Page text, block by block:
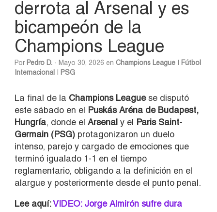
derrota al Arsenal y es
bicampeón de la
Champions League
Por Pedro D. - Mayo 30, 2026 en Champions League
Fútbol
Internacional
PSG
La final de la Champions Leaguese disputó
este sábado en el Puskás Aréna de Budapest,
Hungría, donde el Arsenal y el Paris Saint-
Germain (PSG) protagonizaron un duelo
intenso, parejo y cargado de emociones que
terminó igualado 1-1 en el tiempo
reglamentario, obligando a la definición en el
alargue y posteriormente desde el punto penal.
Lee aquí:VIDEO: Jorge Almirón sufre dura